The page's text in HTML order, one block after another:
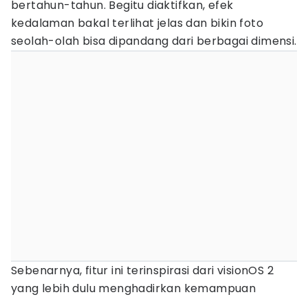
bertahun-tahun. Begitu diaktifkan, efek
kedalaman bakal terlihat jelas dan bikin foto
seolah-olah bisa dipandang dari berbagai dimensi.
Sebenarnya, fitur ini terinspirasi dari visionOS 2
yang lebih dulu menghadirkan kemampuan